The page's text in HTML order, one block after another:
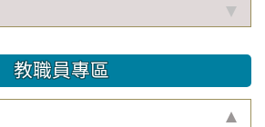
教職員專區